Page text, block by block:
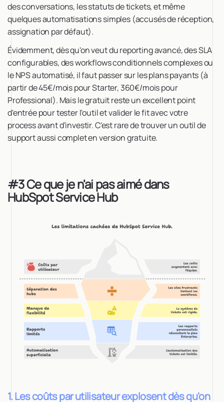
des conversations, les statuts de tickets, et même
quelques automatisations simples (accusés de réception,
assignation par défaut).
Évidemment, dès qu'on veut du reporting avancé, des SLA
configurables, des workflows conditionnels complexes ou
le NPS automatisé, il faut passer sur les plans payants (à
partir de 45€/mois pour Starter, 360€/mois pour
Professional). Mais le gratuit reste un excellent point
d'entrée pour tester l'outil et valider le fit avec votre
process avant d'investir. C'est rare de trouver un outil de
support aussi complet en version gratuite.
#3 Ce que je n'ai pas aimé dans
HubSpot Service Hub
1. Les coûts par utilisateur explosent dès qu'on